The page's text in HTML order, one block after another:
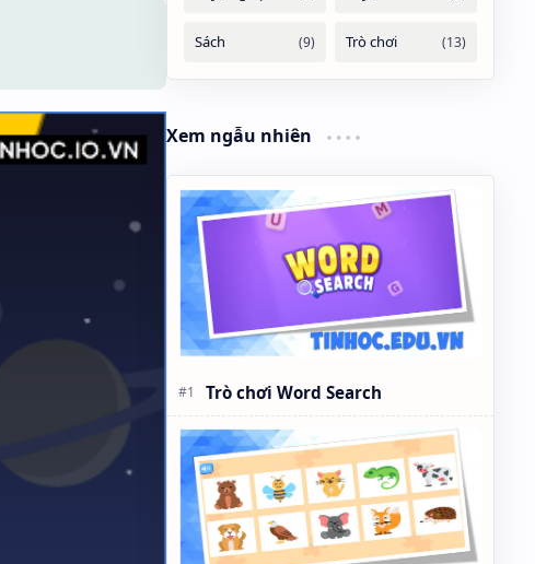
Xem ngẫu nhiên
Trò chơi Word Search